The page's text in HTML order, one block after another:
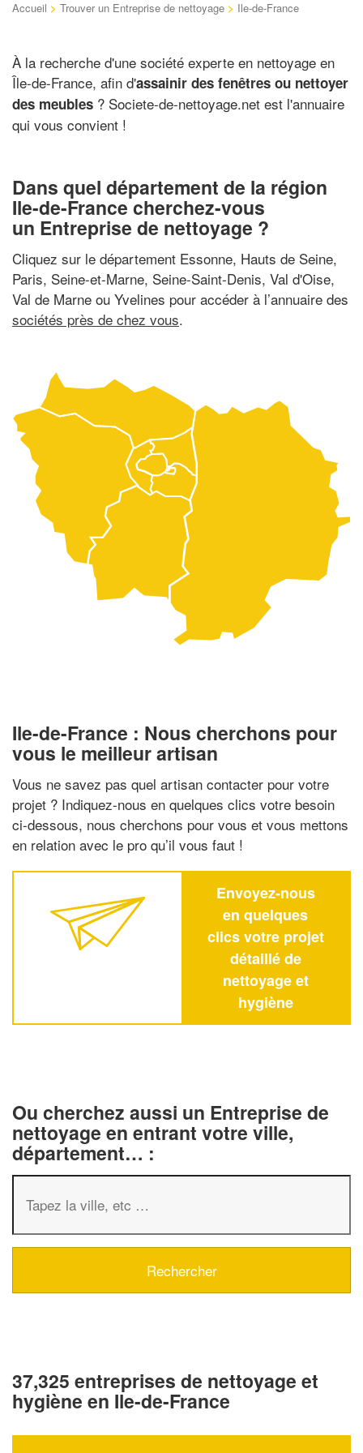
Accueil > Trouver un Entreprise de nettoyage > Ile-de-France
À la recherche d'une société experte en nettoyage en
Île-de-France, afin d'assainir des fenêtres ou nettoyer
des meubles ? Societe-de-nettoyage.net est l'annuaire
qui vous convient !
Dans quel département de la région
Ile-de-France cherchez-vous
un Entreprise de nettoyage ?
Cliquez sur le département Essonne, Hauts de Seine,
Paris, Seine-et-Marne, Seine-Saint-Denis, Val d'Oise,
Val de Marne ou Yvelines pour accéder à l’annuaire des
sociétés près de chez vous.
Ile-de-France : Nous cherchons pour
vous le meilleur artisan
Vous ne savez pas quel artisan contacter pour votre
projet ? Indiquez-nous en quelques clics votre besoin
ci-dessous, nous cherchons pour vous et vous mettons
en relation avec le pro qu’il vous faut !
Envoyez-nous
en quelques
clics votre projet
détaillé de
nettoyage et
hygiène
Ou cherchez aussi un Entreprise de
nettoyage en entrant votre ville,
département… :
37,325 entreprises de nettoyage et
hygiène en Ile-de-France